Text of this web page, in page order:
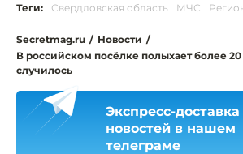
Теги: Свердловская область МЧС
Secretmag.ru / Новости /
В российском посёлке полыхает более
случилось
Экспресс-доставка
новостей в нашем
телеграме